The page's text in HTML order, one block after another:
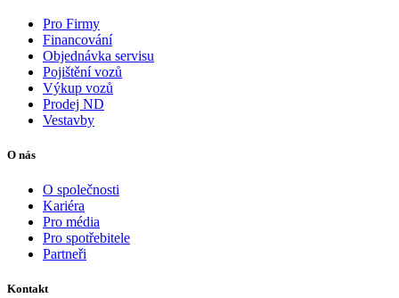
Pro Firmy
Financování
Objednávka servisu
Pojištění vozů
Výkup vozů
Prodej ND
Vestavby
O nás
O společnosti
Kariéra
Pro média
Pro spotřebitele
Partneři
Kontakt